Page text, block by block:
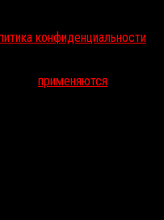
конфиденциальности
применяются